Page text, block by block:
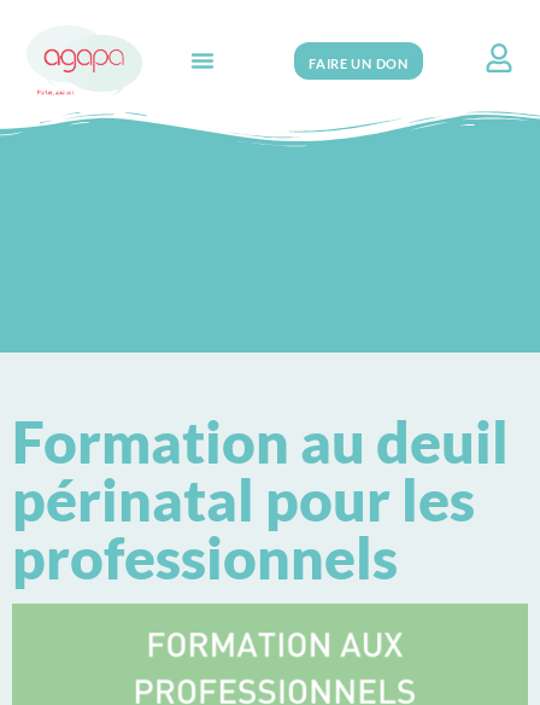
FAIRE UN DON
Formation au deuil
périnatal pour les
professionnels